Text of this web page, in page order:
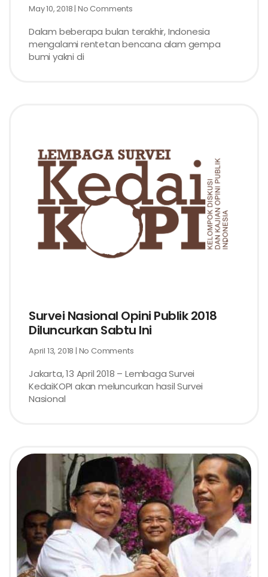
May 10, 2018 No Comments
Dalam beberapa bulan terakhir, Indonesia
mengalami rentetan bencana alam gempa
bumi yakni di
Survei Nasional Opini Publik 2018
Diluncurkan Sabtu Ini
April 13, 2018 No Comments
Jakarta, 13 April 2018 – Lembaga Survei
KedaiKOPI akan meluncurkan hasil Survei
Nasional